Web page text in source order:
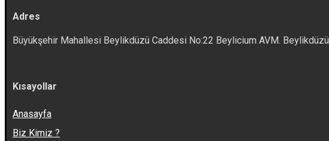
Adres
Büyükşehir Mahallesi Beylikdüzü Caddesi No:22 Beylicium AVM.
Kısayollar
Anasayfa
Biz Kimiz ?